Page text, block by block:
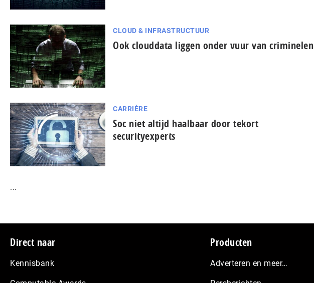
CLOUD & INFRASTRUCTUUR
Ook clouddata liggen onder vuur van criminelen
CARRIÈRE
Soc niet altijd haalbaar door tekort
securityexperts
...
Footer
Direct naar
Kennisbank
Producten
Adverteren en meer…